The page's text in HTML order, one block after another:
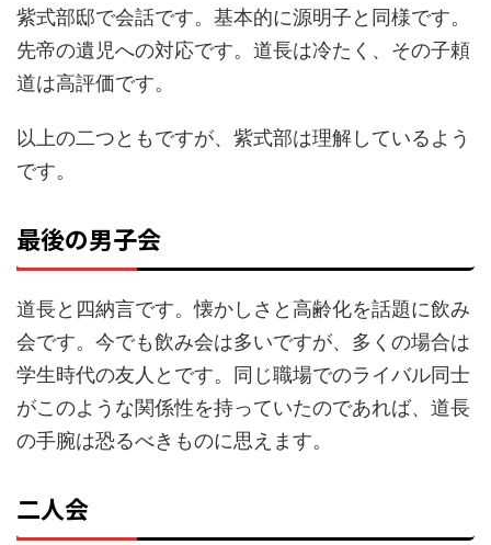
紫式部邸で会話です。基本的に源明子と同様です。
先帝の遺児への対応です。道長は冷たく、その子頼
道は高評価です。
以上の二つともですが、紫式部は理解しているよう
です。
最後の男子会
道長と四納言です。懐かしさと高齢化を話題に飲み
会です。今でも飲み会は多いですが、多くの場合は
学生時代の友人とです。同じ職場でのライバル同士
がこのような関係性を持っていたのであれば、道長
の手腕は恐るべきものに思えます。
二人会